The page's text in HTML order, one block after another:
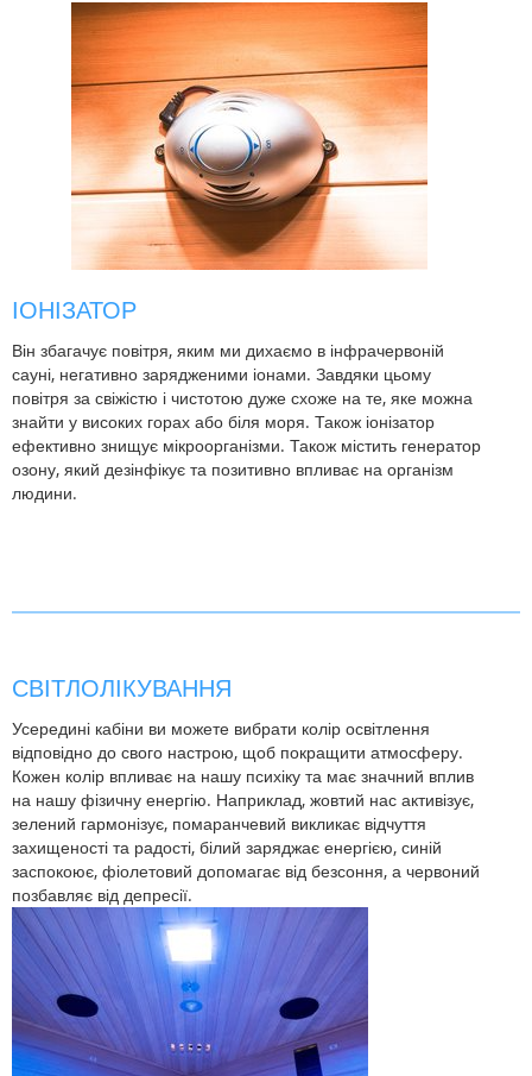
ІОНІЗАТОР
Він збагачує повітря, яким ми дихаємо в інфрачервоній
сауні, негативно зарядженими іонами. Завдяки цьому
повітря за свіжістю і чистотою дуже схоже на те, яке можна
знайти у високих горах або біля моря. Також іонізатор
ефективно знищує мікроорганізми. Також містить генератор
озону, який дезінфікує та позитивно впливає на організм
людини.
СВІТЛОЛІКУВАННЯ
Усередині кабіни ви можете вибрати колір освітлення
відповідно до свого настрою, щоб покращити атмосферу.
Кожен колір впливає на нашу психіку та має значний вплив
на нашу фізичну енергію. Наприклад, жовтий нас активізує,
зелений гармонізує, помаранчевий викликає відчуття
захищеності та радості, білий заряджає енергією, синій
заспокоює, фіолетовий допомагає від безсоння, а червоний
позбавляє від депресії.